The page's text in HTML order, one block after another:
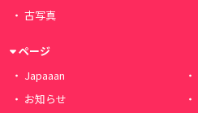
古写真
ページ
Japaaan
お知らせ